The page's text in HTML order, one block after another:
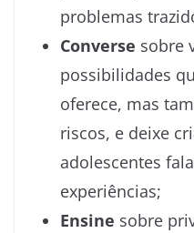
problemas
Converse sobre
possibilidades
oferece, mas
riscos, e deixe
adolescentes
experiências;
Ensine sobre